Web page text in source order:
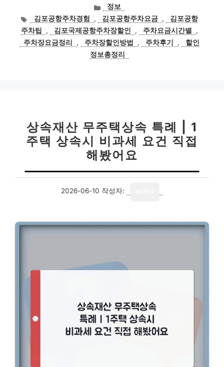
카
테
고
리
정보
태
그
김포공항주차경험 , 김포공항주차요금 ,
김포공항
주차팁
, 김포국제공항주차장할인 , 주차요금시간별
,
주차장요금정리
, 주차장할인방법 , 주차후기 ,
할인
정보총정리
상속재산 무주택상속 특례 | 1
주택 상속시 비과세 요건 직접
해봤어요
2026-06-10 작성자: